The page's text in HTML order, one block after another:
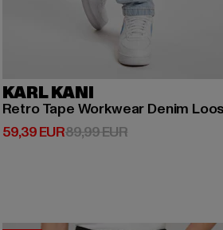
KARL KANI
Retro Tape Workwear Denim
59,39 EUR
Derzeitiger Preis: 59,39 EUR
89,99 EURAktionspreis: